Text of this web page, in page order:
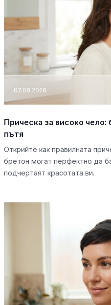
07.08.2026
Прическа за високо
пътя
Открийте как правилната
бретон могат перфектно да
подчертаят красотата ви.